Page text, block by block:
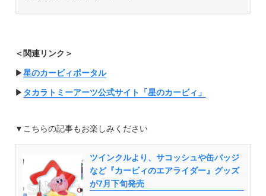
＜関連リンク＞
▶︎星のカービィポータル
▶︎ タカラトミーアーツ公式サイト「星のカービィ」
▼こちらの記事もお楽しみください
ツインクルより、サコッシュや缶バッジ
など『カービィのエアライダー』グッズ
が7月下旬発売